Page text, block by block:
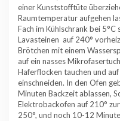
einer Kunststofftüte
Raumtemperatur aufgehen
Fach im Kühlschrank bei
Lavasteinen auf 240°
Brötchen mit einem
auf ein nasses
Haferflocken tauchen und
einschneiden. In den Ofen
Minuten Backzeit ablassen,
Elektrobackofen auf 210°
250°, und noch 10-12